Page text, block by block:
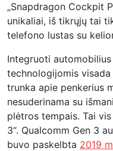
„Snapdragon Cockpit
unikaliai, iš tikrųjų tai
telefono lustas su
Integruoti
technologijomis
trunka apie penkerius
nesuderinama su
plėtros tempais. Tai
3“. Qualcomm Gen 3
buvo paskelbta 2019